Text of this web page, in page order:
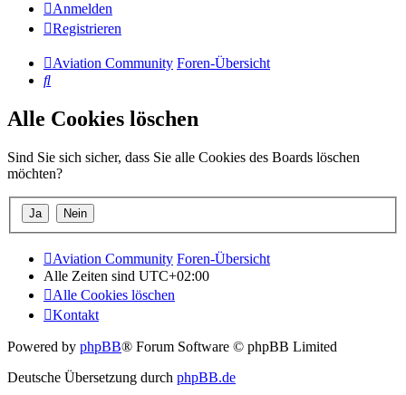
Anmelden
Registrieren
Aviation Community Foren-Übersicht
Suche
Alle Cookies löschen
Sind Sie sich sicher, dass Sie alle Cookies des Boards löschen
möchten?
Aviation Community Foren-Übersicht
Alle Zeiten sind UTC+02:00
Alle Cookies löschen
Kontakt
Powered by phpBB® Forum Software © phpBB Limited
Deutsche Übersetzung durch phpBB.de